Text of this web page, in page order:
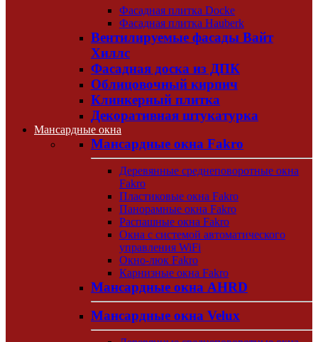
Фасадная плитка Docke
Фасадная плитка Hauberk
Вентилируемые фасады Вайт
Хиллс
Фасадная доска из ДПК
Облицовочный кирпич
Клинкерный плитка
Декоративная штукатурка
Мансардные окна
Мансардные окна Fakro
Деревянные среднеповоротные окна
Fakro
Пластиковые окна Fakro
Панорамные окна Fakro
Распашные окна Fakro
Окна с системой автоматического
управления WiFi
Окно-люк Fakro
Карнизные окна Fakro
Мансардные окна AHRD
Мансардные окна Velux